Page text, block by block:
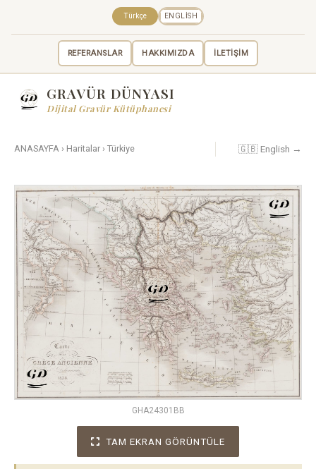
REFERANSLAR HAKKIMIZDA İLETİŞİM
Türkçe ENGLISH
GRAVÜR DÜNYASI
Dijital Gravür Kütüphanesi
ANASAYFA › Haritalar › Türkiye 🇬🇧 English →
GHA24301BB
TAM EKRAN GÖRÜNTÜLE